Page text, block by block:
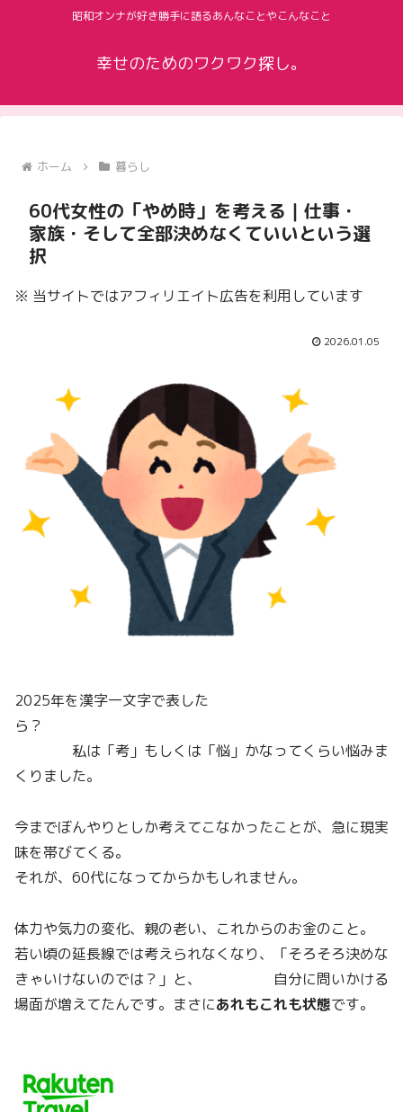
昭和オンナが好き勝手に語るあんなことやこんなこと
幸せのためのワクワク探し。
ホーム 暮らし
60代女性の「やめ時」を考える｜仕事・
家族・そして全部決めなくていいという選
択
※ 当サイトではアフィリエイト広告を利用しています
2026.01.05
2025年を漢字一文字で表した
ら？
私は「考」もしくは「悩」かなってくらい悩みま
くりました。
今までぼんやりとしか考えてこなかったことが、急に現実
味を帯びてくる。
それが、60代になってからかもしれません。
体力や気力の変化、親の老い、これからのお金のこと。
若い頃の延長線では考えられなくなり、「そろそろ決めな
きゃいけないのでは？」と、 自分に問いかける
場面が増えてたんです。まさにあれもこれも状態です。